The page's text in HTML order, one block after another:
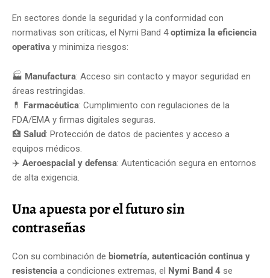
En sectores donde la seguridad y la conformidad con
normativas son críticas, el Nymi Band 4optimiza la eficiencia
operativa y minimiza riesgos:
🏭 Manufactura: Acceso sin contacto y mayor seguridad en
áreas restringidas.
💊 Farmacéutica: Cumplimiento con regulaciones de la
FDA/EMA y firmas digitales seguras.
🏥 Salud: Protección de datos de pacientes y acceso a
equipos médicos.
✈️ Aeroespacial y defensa: Autenticación segura en entornos
de alta exigencia.
Una apuesta por el futuro sin
contraseñas
Con su combinación de biometría, autenticación continua y
resistencia a condiciones extremas, el Nymi Band 4 se